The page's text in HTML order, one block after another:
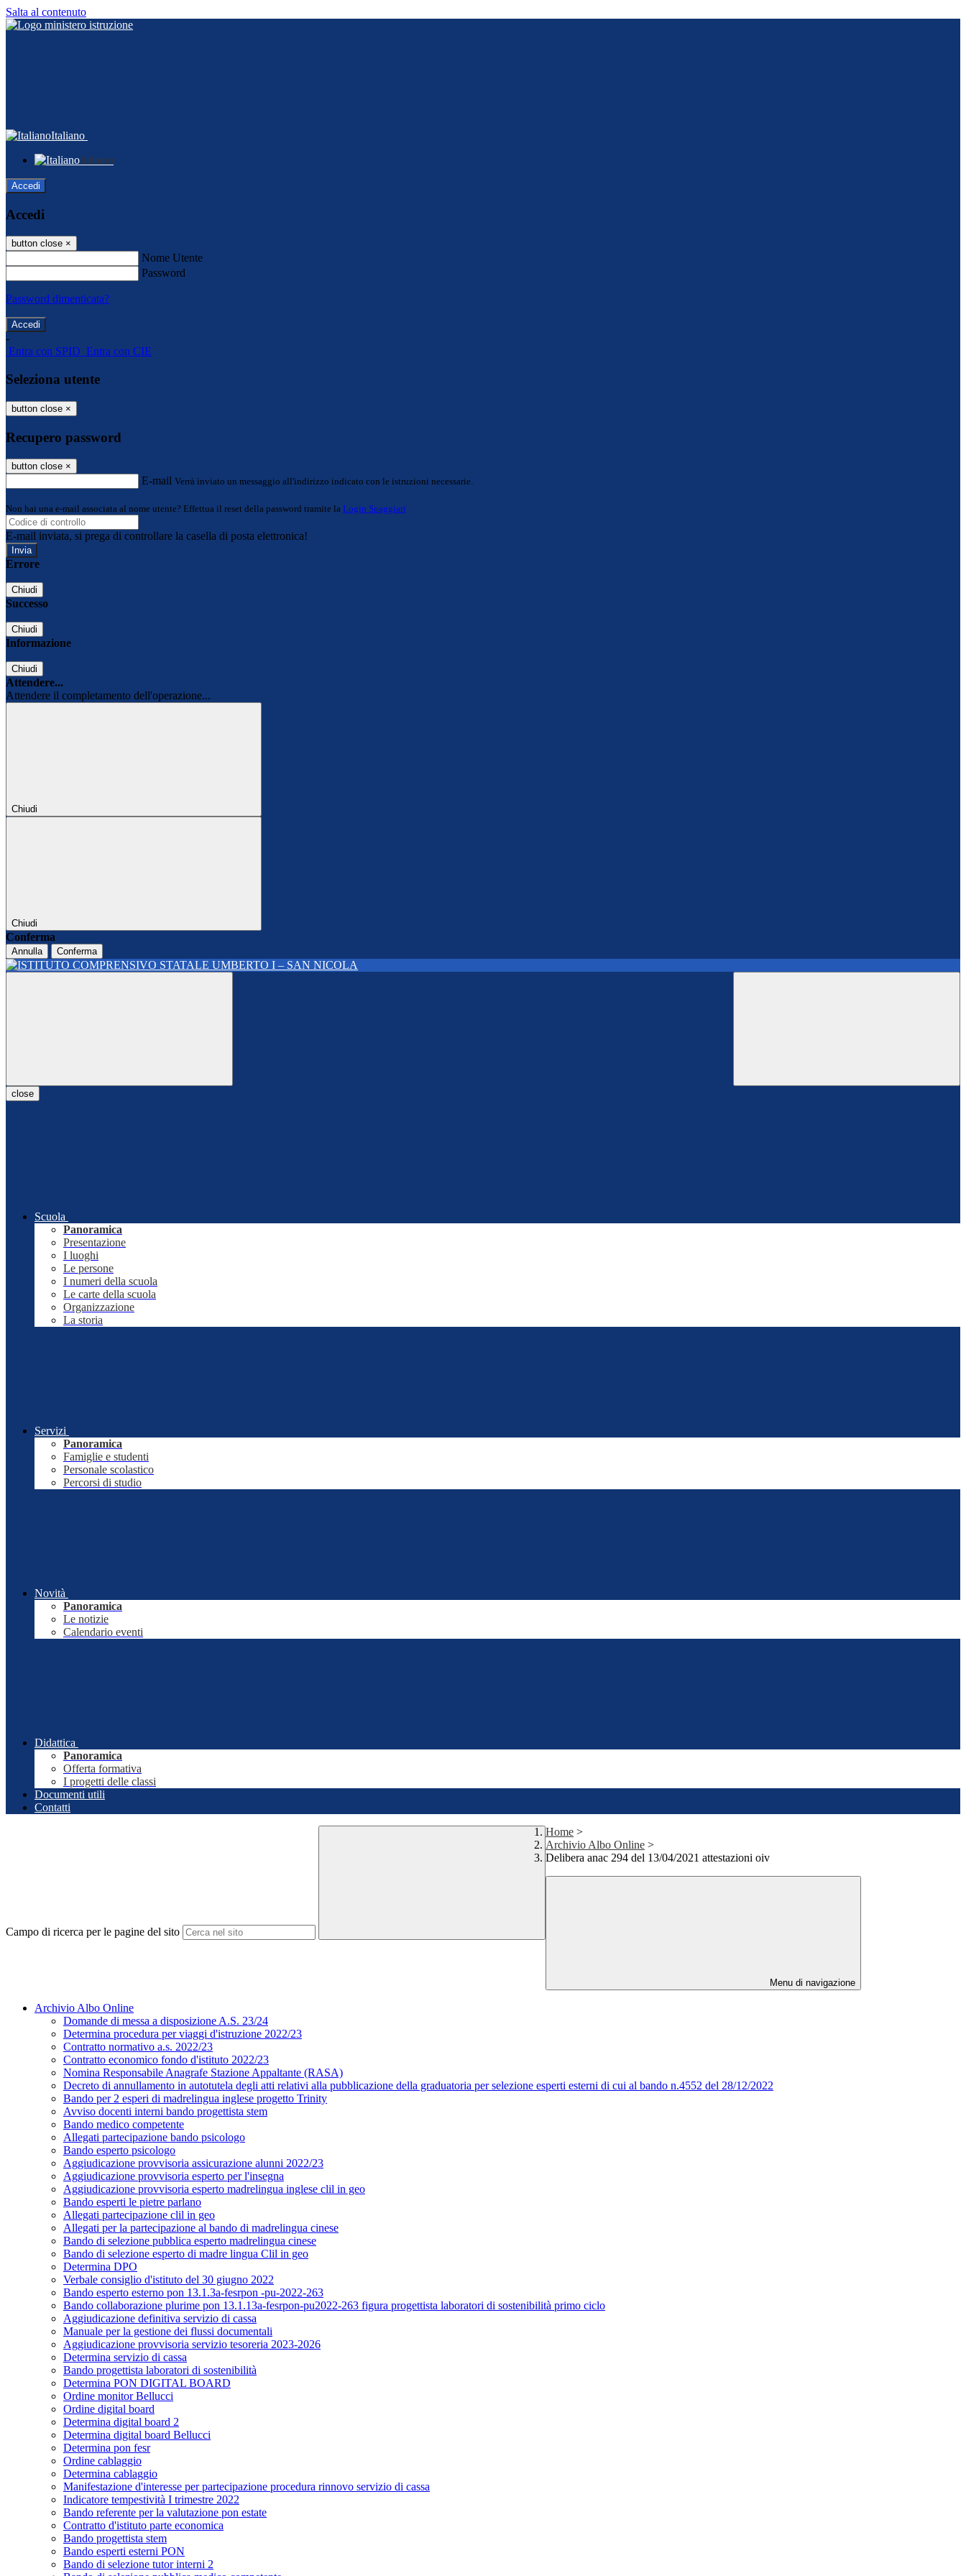
Salta al contenuto
Italiano
Italiano
Accedi
Accedi
button close ×
Nome Utente
Password
Password dimenticata?
-
Entra con SPID Entra con CIE
Seleziona utente
button close ×
Recupero password
button close ×
E-mail Verrà inviato un messaggio all'indirizzo indicato con le istruzioni necessarie.
Non hai una e-mail associata al nome utente? Effettua il reset della password tramite la Login Spaggiari
E-mail inviata, si prega di controllare la casella di posta elettronica!
Errore
Chiudi
Successo
Chiudi
Informazione
Chiudi
Attendere...
Attendere il completamento dell'operazione...
Chiudi
Chiudi
Conferma
Annulla Conferma
close
Scuola
Panoramica
Presentazione
I luoghi
Le persone
I numeri della scuola
Le carte della scuola
Organizzazione
La storia
Servizi
Panoramica
Famiglie e studenti
Personale scolastico
Percorsi di studio
Novità
Panoramica
Le notizie
Calendario eventi
Didattica
Panoramica
Offerta formativa
I progetti delle classi
Documenti utili
Contatti
Campo di ricerca per le pagine del sito
Home >
Archivio Albo Online >
Delibera anac 294 del 13/04/2021 attestazioni oiv
Menu di navigazione
Archivio Albo Online
Domande di messa a disposizione A.S. 23/24
Determina procedura per viaggi d'istruzione 2022/23
Contratto normativo a.s. 2022/23
Contratto economico fondo d'istituto 2022/23
Nomina Responsabile Anagrafe Stazione Appaltante (RASA)
Decreto di annullamento in autotutela degli atti relativi alla pubblicazione della graduatoria per selezione esperti esterni di cui al bando n.4552 del 28/12/2022
Bando per 2 esperi di madrelingua inglese progetto Trinity
Avviso docenti interni bando progettista stem
Bando medico competente
Allegati partecipazione bando psicologo
Bando esperto psicologo
Aggiudicazione provvisoria assicurazione alunni 2022/23
Aggiudicazione provvisoria esperto per l'insegna
Aggiudicazione provvisoria esperto madrelingua inglese clil in geo
Bando esperti le pietre parlano
Allegati partecipazione clil in geo
Allegati per la partecipazione al bando di madrelingua cinese
Bando di selezione pubblica esperto madrelingua cinese
Bando di selezione esperto di madre lingua Clil in geo
Determina DPO
Verbale consiglio d'istituto del 30 giugno 2022
Bando esperto esterno pon 13.1.3a-fesrpon -pu-2022-263
Bando collaborazione plurime pon 13.1.13a-fesrpon-pu2022-263 figura progettista laboratori di sostenibilità primo ciclo
Aggiudicazione definitiva servizio di cassa
Manuale per la gestione dei flussi documentali
Aggiudicazione provvisoria servizio tesoreria 2023-2026
Determina servizio di cassa
Bando progettista laboratori di sostenibilità
Determina PON DIGITAL BOARD
Ordine monitor Bellucci
Ordine digital board
Determina digital board 2
Determina digital board Bellucci
Determina pon fesr
Ordine cablaggio
Determina cablaggio
Manifestazione d'interesse per partecipazione procedura rinnovo servizio di cassa
Indicatore tempestività I trimestre 2022
Bando referente per la valutazione pon estate
Contratto d'istituto parte economica
Bando progettista stem
Bando esperti esterni PON
Bando di selezione tutor interni 2